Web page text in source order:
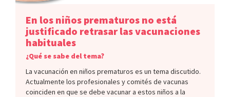
En los niños prematuros no está
justificado retrasar las vacunaciones
habituales
¿Qué se sabe del tema?
La vacunación en niños prematuros es un tema discutido.
Actualmente los profesionales y comités de vacunas
coinciden en que se debe vacunar a estos niños a la